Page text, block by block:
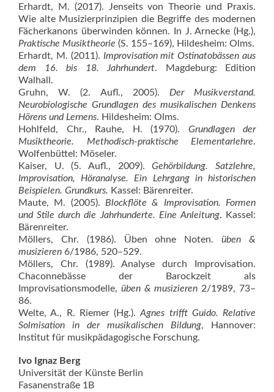
Erhardt, M. (2017). Jenseits von Theorie und Praxis.
Wie alte Musizierprinzipien die Begriffe des modernen
Fächerkanons überwinden können. In J. Arnecke (Hg.),
Praktische Musiktheorie (S. 155–169), Hildesheim: Olms.
Erhardt, M. (2011). Improvisation mit Ostinatobässen aus
dem 16. bis 18. Jahrhundert. Magdeburg: Edition
Walhall.
Gruhn, W. (2. Aufl., 2005). Der Musikverstand.
Neurobiologische Grundlagen des musikalischen Denkens
Hörens und Lernens. Hildesheim: Olms.
Hohlfeld, Chr., Rauhe, H. (1970). Grundlagen der
Musiktheorie. Methodisch-praktische Elementarlehre.
Wolfenbüttel: Möseler.
Kaiser, U. (5. Aufl., 2009).Gehörbildung. Satzlehre,
Improvisation, Höranalyse. Ein Lehrgang in historischen
Beispielen. Grundkurs. Kassel: Bärenreiter.
Maute, M. (2005). Blockflöte & Improvisation. Formen
und Stile durch die Jahrhunderte. Eine Anleitung. Kassel:
Bärenreiter.
Möllers, Chr. (1986). Üben ohne Noten.üben &
musizieren 6/1986, 520–529.
Möllers, Chr. (1989). Analyse durch Improvisation.
Chaconnebässe der Barockzeit als
Improvisationsmodelle, üben & musizieren 2/1989, 73–
86.
Welte, A., R. Riemer (Hg.).Agnes trifft Guido. Relative
Solmisation in der musikalischen Bildung, Hannover:
Institut für musikpädagogische Forschung.
Ivo Ignaz Berg
Universität der Künste Berlin
Fasanenstraße 1B